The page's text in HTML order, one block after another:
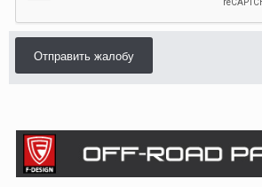
Отправить жалобу